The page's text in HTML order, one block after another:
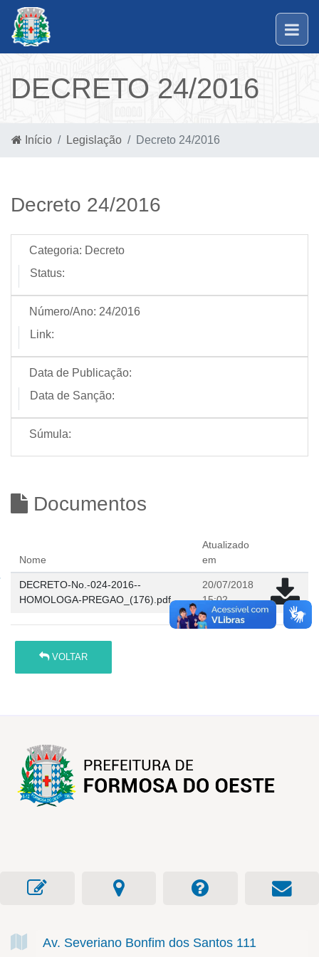
DECRETO 24/2016
Início Legislação Decreto 24/2016
Decreto 24/2016
Categoria: Decreto
Status:
Número/Ano: 24/2016
Link:
Data de Publicação:
Data de Sanção:
Súmula:
Documentos
Nome
Atualizado
em
DECRETO-No.-024-2016--
HOMOLOGA-PREGAO_(176).pdf
20/07/2018
15:02
VOLTAR
Av. Severiano Bonfim dos Santos 111